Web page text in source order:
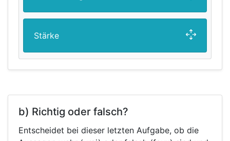
Stärke
b) Richtig oder falsch?
Entscheidet bei dieser letzten Aufgabe, ob die